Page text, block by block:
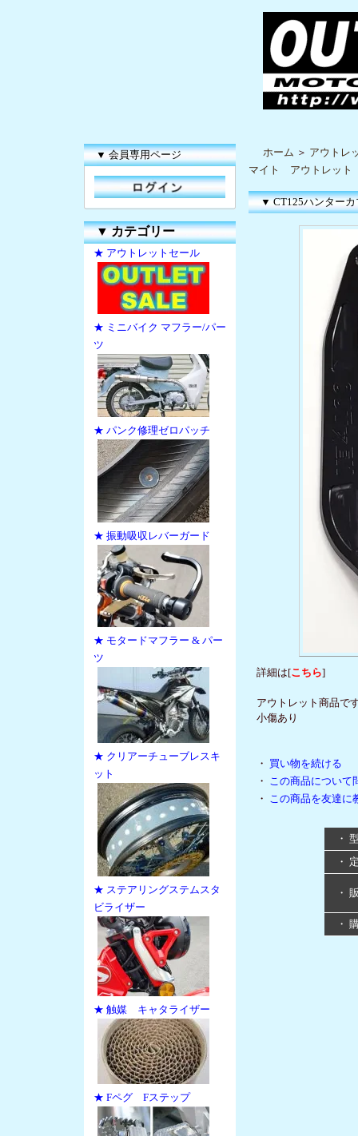
▼ 会員専用ページ
▼カテゴリー
★ アウトレットセール
★ ミニバイク マフラー/パー
ツ
★ パンク修理ゼロパッチ
★ 振動吸収レバーガード
★ モタードマフラー & パー
ツ
★ クリアーチューブレスキ
ット
★ ステアリングステムスタ
ビライザー
★ 触媒 キャタライザー
★ Fペグ Fステップ
ホーム ＞ アウトレ
マイト アウトレット
▼ CT125ハンター
詳細は[こちら]
アウトレット商品で
小傷あり
・ 買い物を続ける
・ この商品について
・ この商品を友達に
・
・
・
・